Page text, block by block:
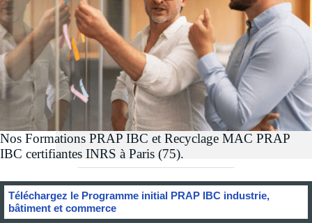
Nos Formations PRAP IBC et Recyclage MAC PRAP
IBC certifiantes INRS à Paris (75).
Téléchargez le Programme initial PRAP IBC industrie,
bâtiment et commerce